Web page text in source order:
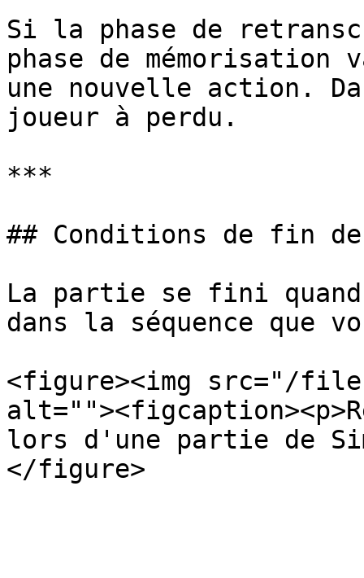
Si la phase de
phase de
une nouvelle action.
joueur à perdu.
***
## Conditions de fin
La partie se fini
dans la séquence que
<figure><img src="/files/
lors d'une partie de